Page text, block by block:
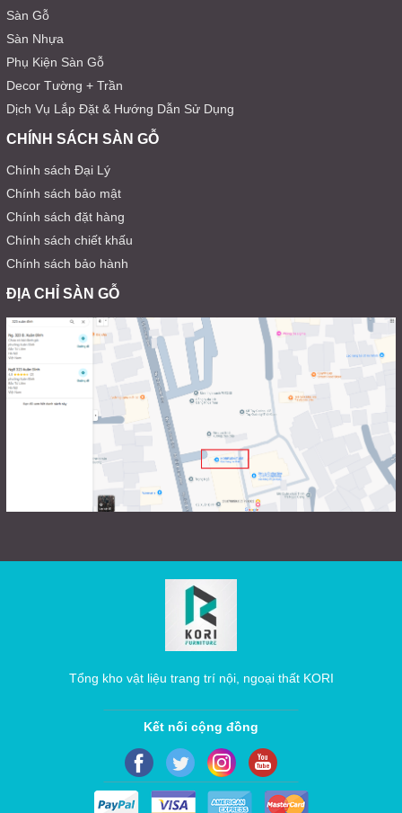
Sàn Gỗ
Sàn Nhựa
Phụ Kiện Sàn Gỗ
Decor Tường + Trần
Dịch Vụ Lắp Đặt & Hướng Dẫn Sử Dụng
CHÍNH SÁCH SÀN GỖ
Chính sách Đại Lý
Chính sách bảo mật
Chính sách đặt hàng
Chính sách chiết khấu
Chính sách bảo hành
ĐỊA CHỈ SÀN GỖ
Tổng kho vật liệu trang trí nội, ngoại thất KORI
Kết nối cộng đồng